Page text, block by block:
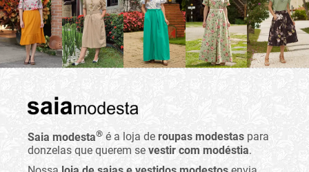
Saia modesta® é a loja de roupas modestas para
donzelas que querem se vestir com modéstia.